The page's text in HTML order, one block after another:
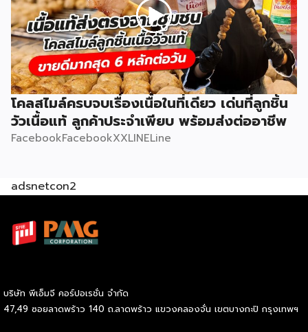
โคลสไมล์ครบจบเรื่องเนื้อในที่เดียว เด่นที่ลูกชิ้น
วัวเนื้อแท้ ลูกค้าประจำเพียบ พร้อมส่งต่ออาชีพ
FacebookFacebookXXLINELine
adsnetcon2
บริษัท พีเอ็มจี คอร์ปอเรชั่น จำกัด
47,49 ซอยลาดพร้าว 140 ถ.ลาดพร้าว แขวงคลองจั่น เขตบางกะปิ กรุงเทพฯ